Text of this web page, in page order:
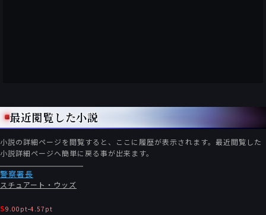
最近閲覧した小説
小説の詳細ページを閲覧すると、ここに履歴が表示されます。最近閲覧した
小説詳細ページへ簡単に戻る事が出来ます。
警察署長
スチュアート・ウッズ
S9.00pt-4.57pt